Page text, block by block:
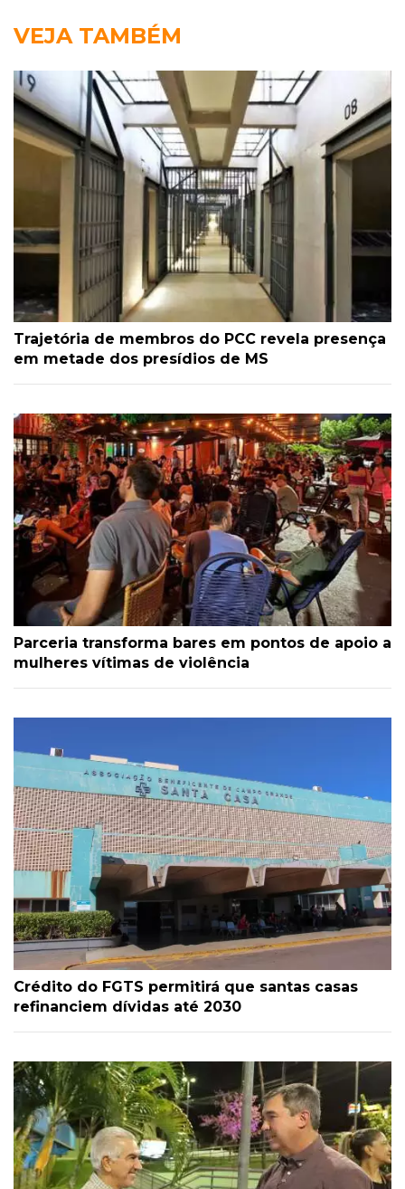
VEJA TAMBÉM
Trajetória de membros do PCC revela presença
em metade dos presídios de MS
Parceria transforma bares em pontos de apoio a
mulheres vítimas de violência
Crédito do FGTS permitirá que santas casas
refinanciem dívidas até 2030